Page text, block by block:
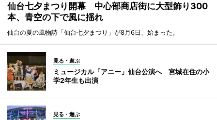
仙台七夕まつり開幕 中心部商店街に大型飾り300
本、青空の下で風に揺れ
仙台の夏の風物詩「仙台七夕まつり」が8月6日、始まった。
見る・遊ぶ
ミュージカル「アニー」仙台公演へ 宮城在住の小
学2年生も出演
見る・遊ぶ